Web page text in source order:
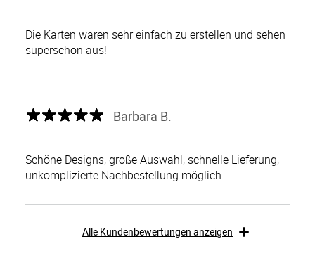
Die Karten waren sehr einfach zu erstellen und sehen
superschön aus!
Barbara B.
Schöne Designs, große Auswahl, schnelle Lieferung,
unkomplizierte Nachbestellung möglich
Alle Kundenbewertungen anzeigen